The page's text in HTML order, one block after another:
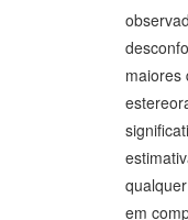
maiores
em